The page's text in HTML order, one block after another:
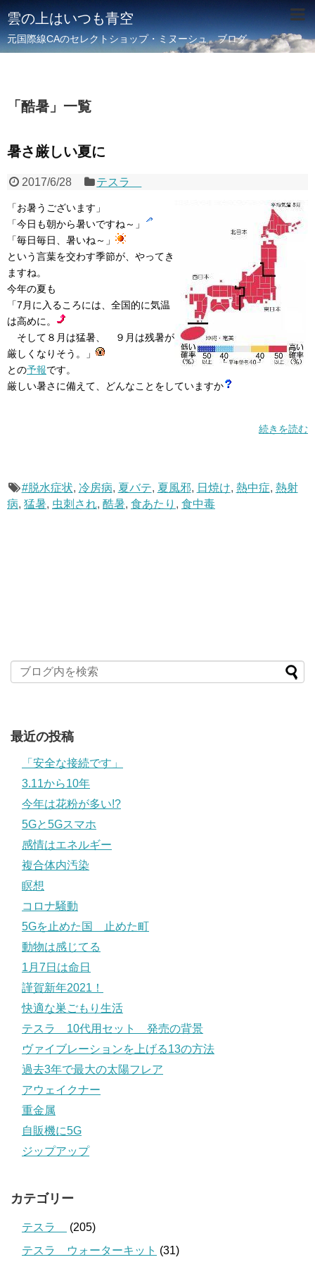
雲の上はいつも青空
元国際線CAのセレクトショップ・ミヌーシュ ブログ
「 酷暑 」 一覧
暑さ厳しい夏に
2017/6/28 テスラ
「お暑うございます」
「今日も朝から暑いですね～」
「毎日毎日、暑いね～」
という言葉を交わす季節が、やってき
ますね。
今年の夏も
「7月に入るころには、全国的に気温
は高めに。
そして８月は猛暑、 ９月は残暑が
厳しくなりそう。」
との予報です。
厳しい暑さに備えて、どんなことをしていますか
続きを読む
#脱水症状, 冷房病, 夏バテ, 夏風邪, 日焼け, 熱中症, 熱射
病, 猛暑, 虫刺され, 酷暑, 食あたり , 食中毒
最近の投稿
「安全な接続です」
3.11から10年
今年は花粉が多い!?
5Gと5Gスマホ
感情はエネルギー
複合体内汚染
瞑想
コロナ騒動
5Gを止めた国 止めた町
動物は感じてる
1月7日は命日
謹賀新年2021！
快適な巣ごもり生活
テスラ 10代用セット 発売の背景
ヴァイブレーションを上げる13の方法
過去3年で最大の太陽フレア
アウェイクナー
重金属
自販機に5G
ジップアップ
カテゴリー
テスラ
(205)
テスラ ウォーターキット (31)